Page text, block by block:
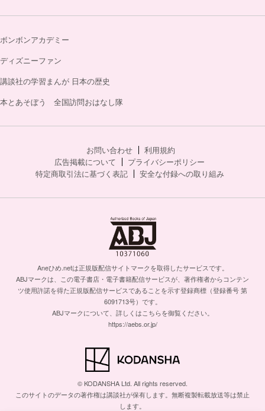
ボンボンアカデミー
ディズニーファン
講談社の学習まんが 日本の歴史
本とあそぼう 全国訪問おはなし隊
お問い合わせ
利用規約
広告掲載について
プライバシーポリシー
特定商取引法に基づく表記
安全な付録への取り組み
Aneひめ.netは正規版配信サイトマークを取得したサービスです。
ABJマークは、この電子書店・電子書籍配信サービスが、著作権者からコンテン
ツ使用許諾を得た正規版配信サービスであることを示す登録商標（登録番号 第
6091713号）です。
ABJマークについて、詳しくはこちらを御覧ください。
https://aebs.or.jp/
© KODANSHA Ltd. All rights reserved.
このサイトのデータの著作権は講談社が保有します。無断複製転載放送等は禁止
します。